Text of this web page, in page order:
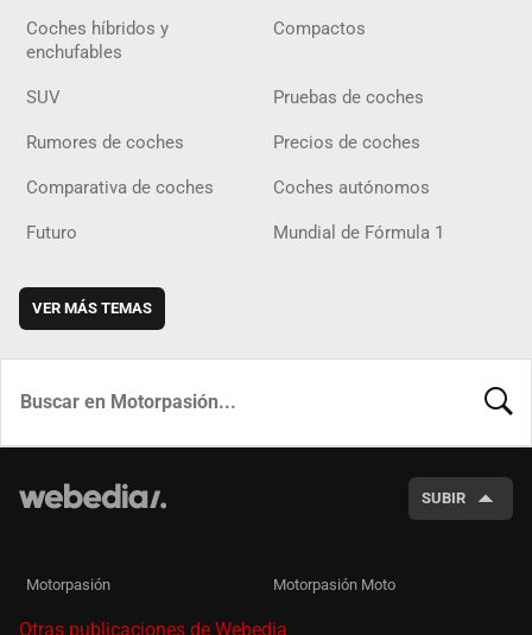
Coches híbridos y
enchufables
Compactos
SUV Pruebas de coches
Rumores de coches Precios de coches
Comparativa de coches Coches autónomos
Futuro Mundial de Fórmula 1
VER MÁS TEMAS
SUBIR
Motorpasión Motorpasión Moto
Otras publicaciones de Webedia